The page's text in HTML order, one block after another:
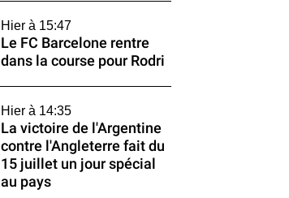
Hier à 15:47
Le FC Barcelone rentre
dans la course pour Rodri
Hier à 14:35
La victoire de l'Argentine
contre l'Angleterre fait du
15 juillet un jour spécial
au pays